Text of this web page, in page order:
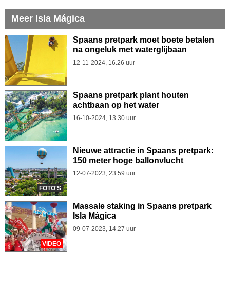
Meer Isla Mágica
Spaans pretpark moet boete betalen
na ongeluk met waterglijbaan
12-11-2024, 16.26 uur
Spaans pretpark plant houten
achtbaan op het water
16-10-2024, 13.30 uur
FOTO'S
Nieuwe attractie in Spaans pretpark:
150 meter hoge ballonvlucht
12-07-2023, 23.59 uur
VIDEO
Massale staking in Spaans pretpark
Isla Mágica
09-07-2023, 14.27 uur